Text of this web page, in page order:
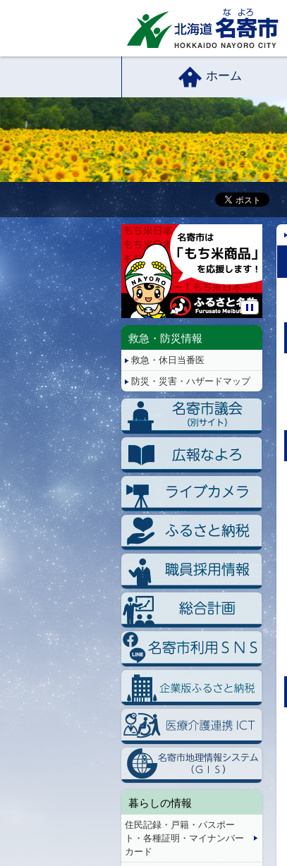
ホーム
停
再
救急・防災情報
救急・休日当番医
防災・災害・ハザードマップ
暮らしの情報
住民記録・戸籍・パスポー
ト・各種証明・マイナンバー
カード